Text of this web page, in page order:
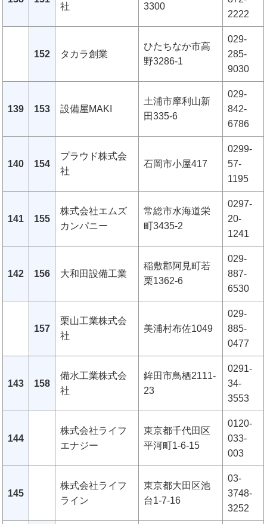
社
3300
2222
152 タカラ創業
ひたちなか市高
野3286-1
029-
285-
9030
139 153 設備屋MAKI
土浦市摩利山新
田335-6
029-
842-
6786
140 154
プラウド株式会
社
石岡市小屋417
0299-
57-
1195
141 155
株式会社エムズ
カンパニー
常総市水海道栄
町3435-2
0297-
20-
1241
142 156 大和田設備工業
稲敷郡阿見町若
栗1362-6
029-
887-
6530
157
栗山工業株式会
社
美浦村布佐1049
029-
885-
0477
143 158
備水工業株式会
社
鉾田市鳥栖2111-
23
0291-
34-
3553
144
株式会社ライフ
エナジー
東京都千代田区
平河町1-6-15
0120-
033-
003
145
株式会社ライフ
ライン
東京都大田区池
台1-7-16
03-
3748-
3252